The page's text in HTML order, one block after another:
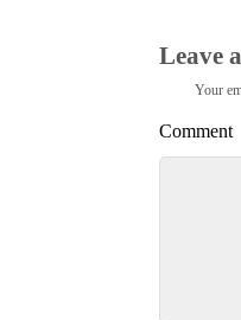
Leave
Your
Comment